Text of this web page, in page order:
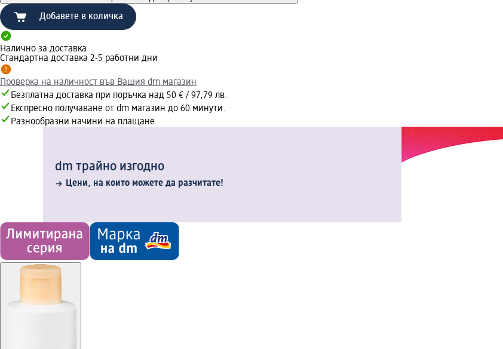
Добавете в количка
Налично за доставка
Стандартна доставка 2-5 работни дни
Проверка на наличност във Вашия dm магазин
Безплатна доставка при поръчка над 50 € / 97,79 лв.
Експресно получаване от dm магазин до 60 минути.
Разнообразни начини на плащане.
dm трайно изгодно
Цени, на които можете да разчитате!